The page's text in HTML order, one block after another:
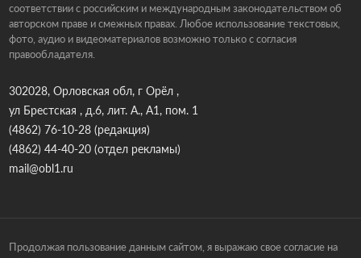
соответствии с российским и международным законодательством об
авторском праве и смежных правах. Любое использование текстовых,
фото, аудио и видеоматериалов возможно только с согласия
правообладателя.
302028, Орловская обл, г Орёл ,
ул Брестская , д.6, лит. А., А1, пом. 1
(4862) 76-10-28(редакция)
(4862) 44-40-20(отдел рекламы)
mail@obl1.ru
Продолжая пользование данным сайтом, я выражаю свое согласие на